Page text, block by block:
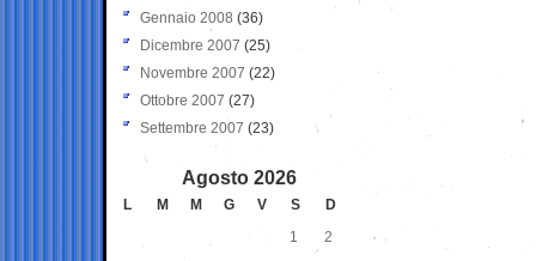
Gennaio 2008 (36)
Dicembre 2007 (25)
Novembre 2007 (22)
Ottobre 2007 (27)
Settembre 2007 (23)
Agosto 2026
L M M G V S
D
1
2